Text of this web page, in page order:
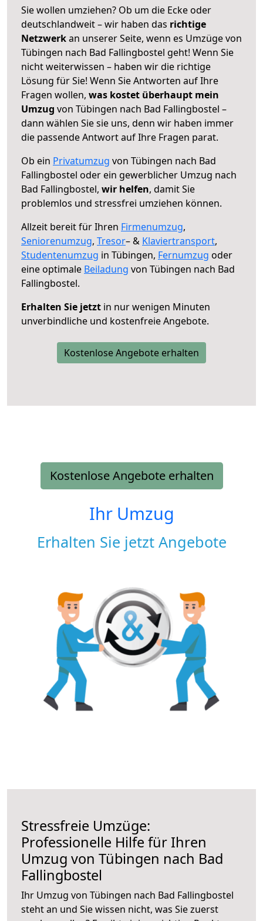
Sie wollen umziehen? Ob um die Ecke oder
deutschlandweit – wir haben das richtige
Netzwerkan unserer Seite, wenn es Umzüge von
Tübingen nach Bad Fallingbostel geht! Wenn Sie
nicht weiterwissen – haben wir die richtige
Lösung für Sie! Wenn Sie Antworten auf Ihre
Fragen wollen, was kostet überhaupt mein
Umzug von Tübingen nach Bad Fallingbostel –
dann wählen Sie sie uns, denn wir haben immer
die passende Antwort auf Ihre Fragen parat.
Ob ein Privatumzug von Tübingen nach Bad
Fallingbostel oder ein gewerblicher Umzug nach
Bad Fallingbostel, wir helfen, damit Sie
problemlos und stressfrei umziehen können.
Allzeit bereit für Ihren Firmenumzug,
Seniorenumzug, Tresor– & Klaviertransport,
Studentenumzug in Tübingen, Fernumzug oder
eine optimale Beiladung von Tübingen nach Bad
Fallingbostel.
Erhalten Sie jetzt in nur wenigen Minuten
unverbindliche und kostenfreie Angebote.
Kostenlose Angebote erhalten
Kostenlose Angebote erhalten
Ihr Umzug
Erhalten Sie jetzt Angebote
Stressfreie Umzüge:
Professionelle Hilfe für Ihren
Umzug von Tübingen nach Bad
Fallingbostel
Ihr Umzug von Tübingen nach Bad Fallingbostel
steht an und Sie wissen nicht, was Sie zuerst